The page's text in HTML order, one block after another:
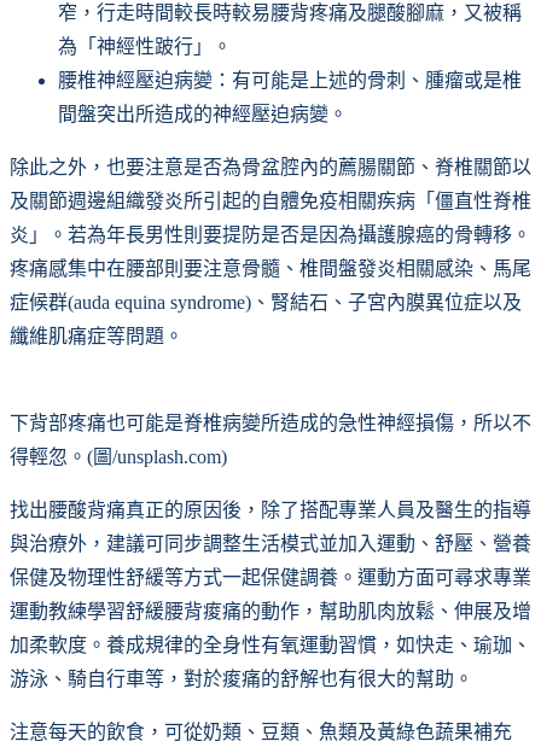
窄，行走時間較長時較易腰背疼痛及腿酸腳麻，又被稱
為「神經性跛行」。
腰椎神經壓迫病變：有可能是上述的骨刺、腫瘤或是椎
間盤突出所造成的神經壓迫病變。
除此之外，也要注意是否為骨盆腔內的薦腸關節、脊椎關節以
及關節週邊組織發炎所引起的自體免疫相關疾病「僵直性脊椎
炎」。若為年長男性則要提防是否是因為攝護腺癌的骨轉移。
疼痛感集中在腰部則要注意骨髓、椎間盤發炎相關感染、馬尾
症候群(auda equina syndrome)、腎結石、子宮內膜異位症以及
纖維肌痛症等問題。
下背部疼痛也可能是脊椎病變所造成的急性神經損傷，所以不
得輕忽。(圖/unsplash.com)
找出腰酸背痛真正的原因後，除了搭配專業人員及醫生的指導
與治療外，建議可同步調整生活模式並加入運動、舒壓、營養
保健及物理性舒緩等方式一起保健調養。運動方面可尋求專業
運動教練學習舒緩腰背痠痛的動作，幫助肌肉放鬆、伸展及增
加柔軟度。養成規律的全身性有氧運動習慣，如快走、瑜珈、
游泳、騎自行車等，對於痠痛的舒解也有很大的幫助。
注意每天的飲食，可從奶類、豆類、魚類及黃綠色蔬果補充